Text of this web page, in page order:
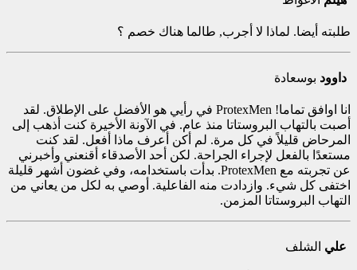
طلبته أيضا. لماذا لا أجرب, طالما هناك خصم ؟
داوود بوسعادة
انا اوافق تماما! ProtexMen في رأيي هو الأفضل على الإطلاق. لقد
أصبت بالتهاب البروستاتا منذ عام. في الآونة الأخيرة كنت أذهب إلى
المرحاض قليلاً في كل مرة. لم أكن أعرف ماذا أفعل. لقد كنت
مستعدًا بالفعل لإجراء الجراحة. لكن أحد الأصدقاء أقنعني وأخبرني
عن تجربته مع ProtexMen. بدأت باستخدامه، وفي غضون أشهر قليلة
اختفى كل شيء. وازدادت منه الفاعلية. أوصي به لكل من يعاني من
التهاب البروستاتا المزمن.
علي الشلف